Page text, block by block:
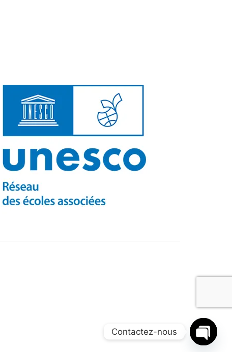
Contactez-nous